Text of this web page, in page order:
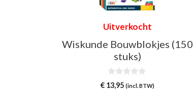
Uitverkocht
Wiskunde Bouwblokjes (150
stuks)
0
v
€ 13,95 (incl. BTW)